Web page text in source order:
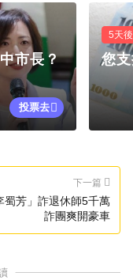
市長？
投票去
5天
您
下一篇
蜀芳」詐退休師5千萬
詐團爽開豪車